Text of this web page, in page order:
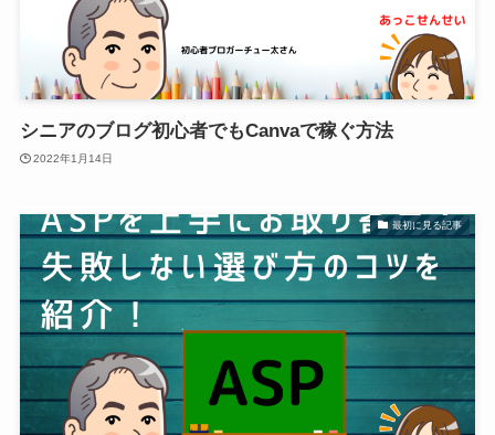
シニアのブログ初心者でもCanvaで稼ぐ方法
2022年1月14日
最初に見る記事